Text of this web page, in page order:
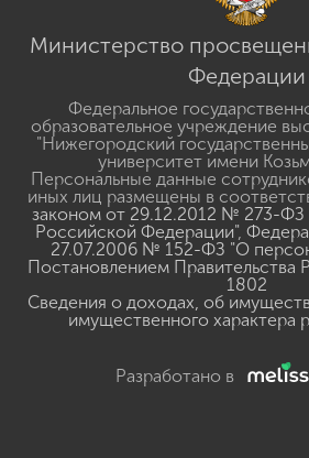
Министерство
Федерации
Федеральное
образовательное учреждение
"Нижегородский
университет имени
Персональные данные
иных лиц размещены в
законом от 29.12.2012 № 273-ФЗ
Российской Федерации",
27.07.2006 № 152-ФЗ "О
Постановлением
1802
Сведения о доходах, об
имущественного характера
Разработано в